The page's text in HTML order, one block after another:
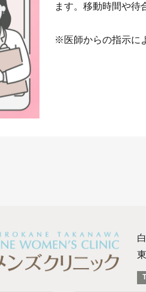
ます。移動時間や待
※医師からの指示に